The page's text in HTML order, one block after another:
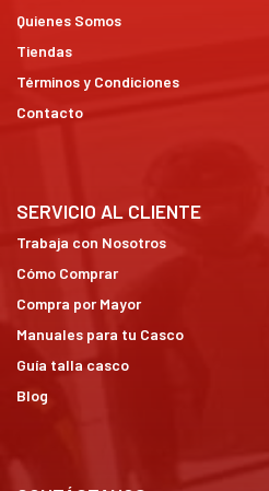
Quienes Somos
Tiendas
Términos y Condiciones
Contacto
SERVICIO AL CLIENTE
Trabaja con Nosotros
Cómo Comprar
Compra por Mayor
Manuales para tu Casco
Guía talla casco
Blog